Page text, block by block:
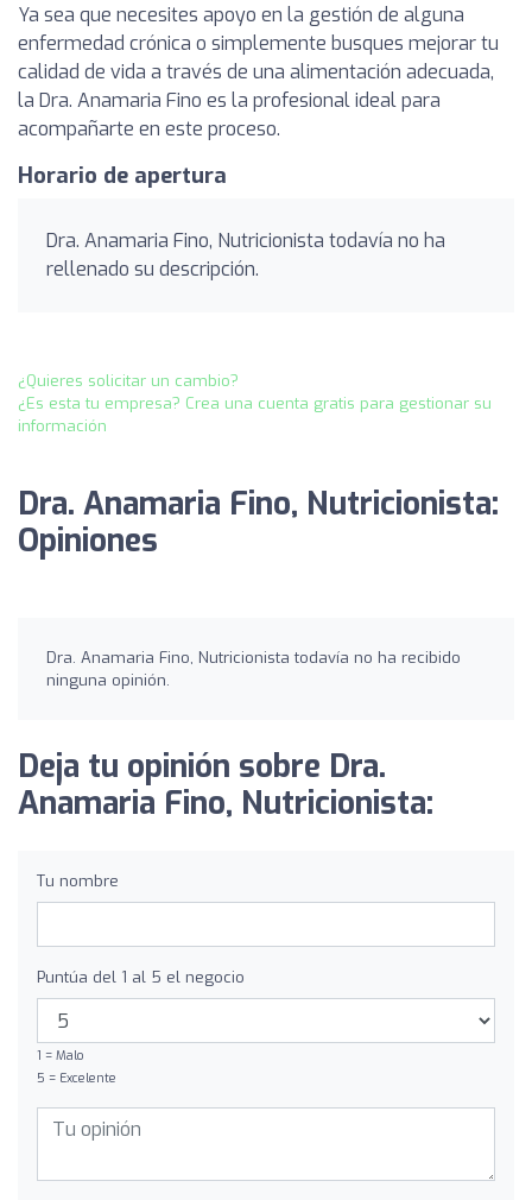
Ya sea que necesites apoyo en la gestión de alguna
enfermedad crónica o simplemente busques mejorar tu
calidad de vida a través de una alimentación adecuada,
la Dra. Anamaria Fino es la profesional ideal para
acompañarte en este proceso.
Horario de apertura
Dra. Anamaria Fino, Nutricionista todavía no ha
rellenado su descripción.
¿Quieres solicitar un cambio?
¿Es esta tu empresa? Crea una cuenta gratis para gestionar su
información
Dra. Anamaria Fino, Nutricionista:
Opiniones
Dra. Anamaria Fino, Nutricionista todavía no ha recibido
ninguna opinión.
Deja tu opinión sobre Dra.
Anamaria Fino, Nutricionista:
Tu nombre
Puntúa del 1 al 5 el negocio
1 = Malo
5 = Excelente